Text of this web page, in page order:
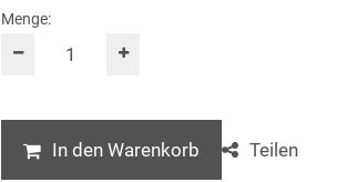
Menge:
In den Warenkorb Teilen